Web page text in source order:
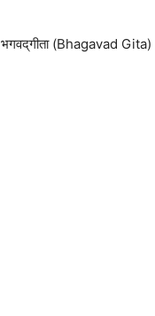
भगवद्‌गीता (Bhagavad Gita)